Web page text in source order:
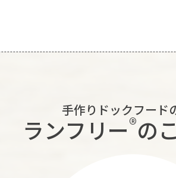
手作りドックフード
ランフリー®︎の